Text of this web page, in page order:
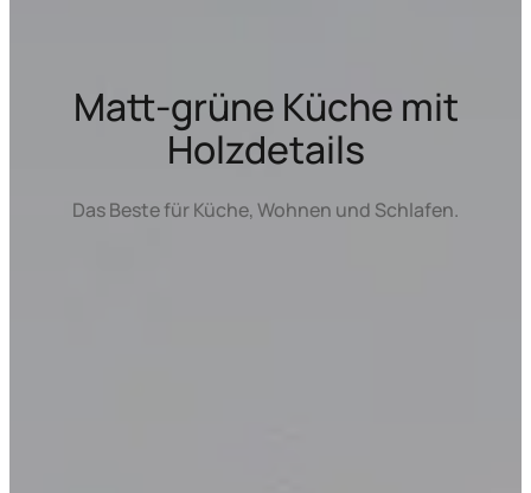
Matt-grüne Küche mit
Holzdetails
Das Beste für Küche, Wohnen und Schlafen.